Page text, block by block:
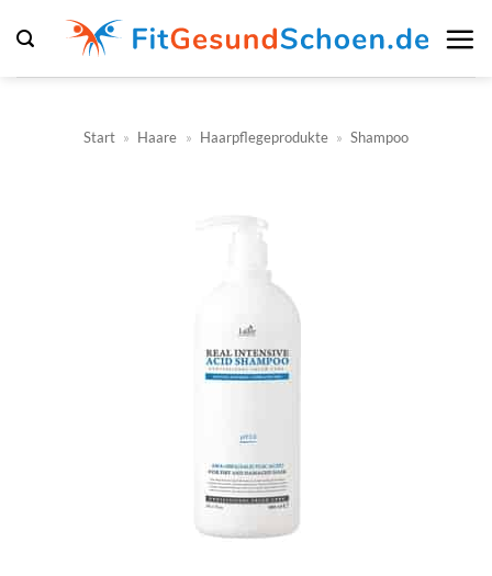
Inhalt
springen
Start » Haare » Haarpflegeprodukte » Shampoo